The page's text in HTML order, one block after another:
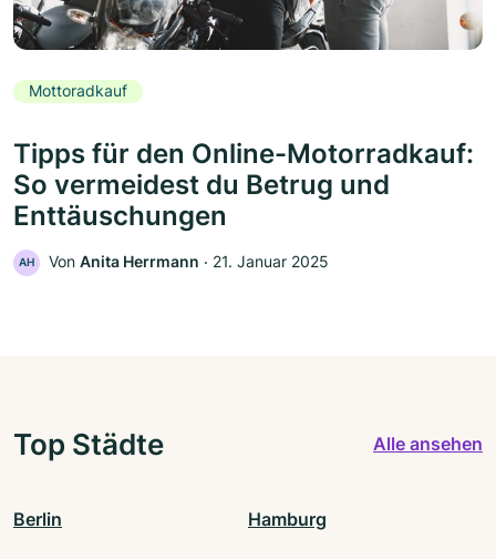
Mottoradkauf
Tipps für den Online-Motorradkauf:
So vermeidest du Betrug und
Enttäuschungen
AH Von Anita Herrmann ‧ 21. Januar 2025
Top Städte Alle ansehen
Berlin Hamburg